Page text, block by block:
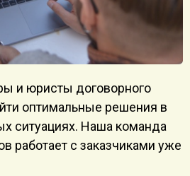
и юристы договорного
оптимальные решения в
ситуациях. Наша команда
работает с заказчиками уже